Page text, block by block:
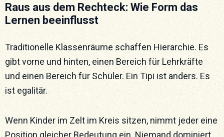
Raus aus dem Rechteck: Wie Form das
Lernen beeinflusst
Traditionelle Klassenräume schaffen Hierarchie. Es
gibt vorne und hinten, einen Bereich für Lehrkräfte
und einen Bereich für Schüler. Ein Tipi ist anders. Es
ist egalitär.
Wenn Kinder im Zelt im Kreis sitzen, nimmt jeder eine
Position gleicher Bedeutung ein. Niemand dominiert.